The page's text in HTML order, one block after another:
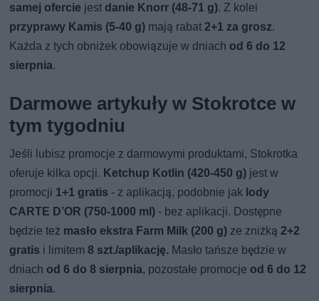
samej ofercie jest danie Knorr (48-71 g). Z kolei
przyprawy Kamis (5-40 g) mają rabat2+1 za grosz.
Każda z tych obniżek obowiązuje w dniach od 6 do 12
sierpnia.
Darmowe artykuły w Stokrotce w
tym tygodniu
Jeśli lubisz promocje z darmowymi produktami, Stokrotka
oferuje kilka opcji. Ketchup Kotlin (420-450 g) jest w
promocji 1+1 gratis - z aplikacją, podobnie jak lody
CARTE D’OR (750-1000 ml) - bez aplikacji. Dostępne
będzie też masło ekstra Farm Milk (200 g) ze zniżką2+2
gratis i limitem8 szt./aplikację. Masło tańsze będzie w
dniach od 6 do 8 sierpnia, pozostałe promocje od 6 do 12
sierpnia.